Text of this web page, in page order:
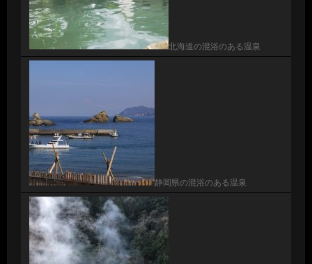
北海道の混浴のある温泉
静岡県の混浴のある温泉